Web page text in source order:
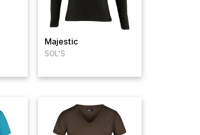
Majestic
SOL'S